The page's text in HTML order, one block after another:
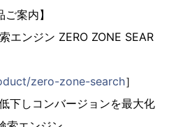
案内】
エンジン ZERO ZONE SEAR
zero-zone-search］
下しコンバージョンを最大化